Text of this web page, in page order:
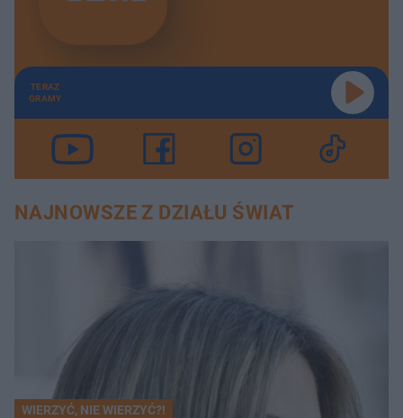
TERAZ
GRAMY
NAJNOWSZE Z DZIAŁU ŚWIAT
WIERZYĆ, NIE WIERZYĆ?!